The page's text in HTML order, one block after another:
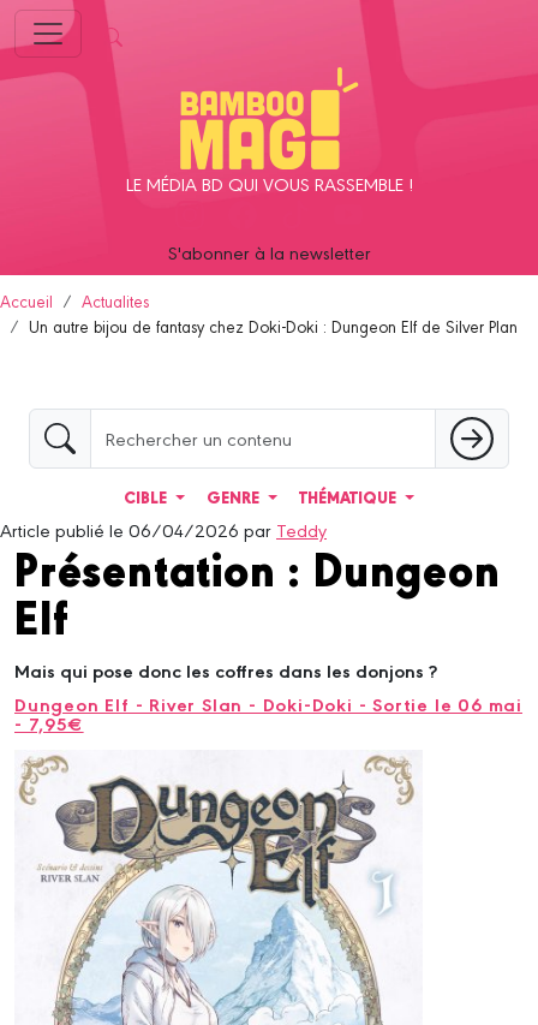
LE MÉDIA BD QUI VOUS RASSEMBLE !
S'abonner à la newsletter
Accueil
Actualites
Un autre bijou de fantasy chez Doki-Doki : Dungeon Elf de Silver Plan
CIBLE GENRE THÉMATIQUE
Article publié le 06/04/2026 par Teddy
Présentation : Dungeon
Elf
Mais qui pose donc les coffres dans les donjons ?
Dungeon Elf - River Slan - Doki-Doki - Sortie le 06 mai
- 7,95€
Panneau de gestion des cookies